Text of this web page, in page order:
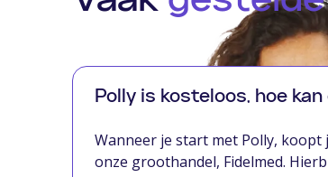
Polly is kosteloos, hoe
Wanneer je start met Polly, koopt
onze groothandel, Fidelmed.